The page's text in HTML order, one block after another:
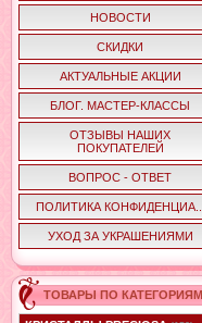
НОВОСТИ
СКИДКИ
АКТУАЛЬНЫЕ АКЦИИ
БЛОГ. МАСТЕР-КЛАССЫ
ОТЗЫВЫ НАШИХ
ПОКУПАТЕЛЕЙ
ВОПРОС - ОТВЕТ
ПОЛИТИКА КОНФИДЕНЦИА...
УХОД ЗА УКРАШЕНИЯМИ
ТОВАРЫ ПО КАТЕГОРИЯМ